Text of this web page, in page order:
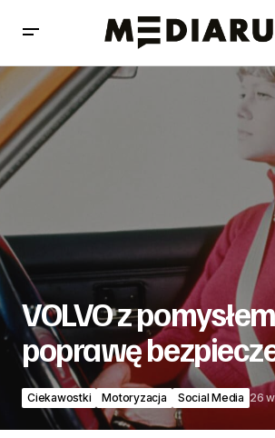
VOLVO z pomysłem na poprawę
VOLVO z
poprawę
Ciekawostki Motoryzacja Social Media 26